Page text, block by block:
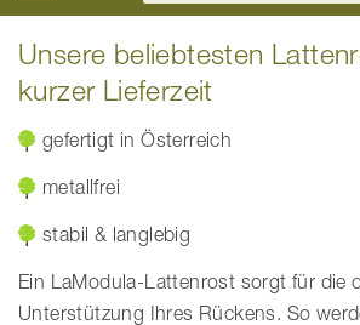
Unsere beliebtesten
kurzer Lieferzeit
gefertigt in Österreich
metallfrei
stabil & langlebig
Ein LaModula-Lattenrost sorgt für die
Unterstützung Ihres Rückens. So